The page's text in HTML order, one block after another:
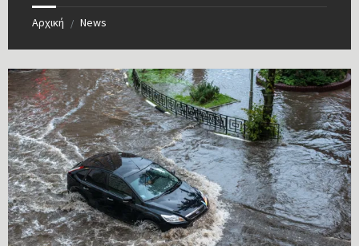
Αρχική / News